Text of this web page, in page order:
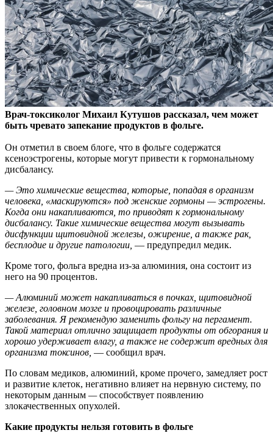
Врач-токсиколог Михаил Кутушов рассказал, чем может
быть чревато запекание продуктов в фольге.
Он отметил в своем блоге, что в фольге содержатся
ксеноэстрогены, которые могут привести к гормональному
дисбалансу.
— Это химические вещества, которые, попадая в организм
человека, «маскируются» под женские гормоны — эстрогены.
Когда они накапливаются, то приводят к гормональному
дисбалансу. Такие химические вещества могут вызывать
дисфункции щитовидной железы, ожирение, а также рак,
бесплодие и другие патологии, — предупредил медик.
Кроме того, фольга вредна из-за алюминия, она состоит из
него на 90 процентов.
— Алюминий может накапливаться в почках, щитовидной
железе, головном мозге и провоцировать различные
заболевания. Я рекомендую заменить фольгу на пергамент.
Такой материал отлично защищает продукты от обгорания и
хорошо удерживает влагу, а также не содержит вредных для
организма токсинов, — сообщил врач.
По словам медиков, алюминий, кроме прочего, замедляет рост
и развитие клеток, негативно влияет на нервную систему, по
некоторым данным —способствует появлению
злокачественных опухолей.
Какие продукты нельзя готовить в фольге